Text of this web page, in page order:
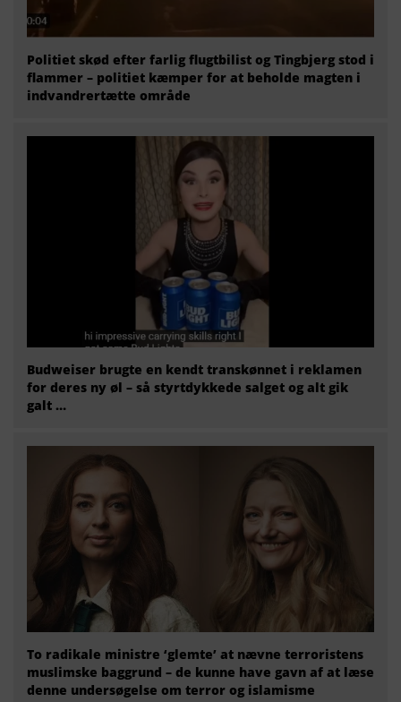
Politiet skød efter farlig flugtbilist og Tingbjerg stod i
flammer – politiet kæmper for at beholde magten i
indvandrertætte område
Budweiser brugte en kendt transkønnet i reklamen
for deres ny øl – så styrtdykkede salget og alt gik
galt …
To radikale ministre ‘glemte’ at nævne terroristens
muslimske baggrund – de kunne have gavn af at læse
denne undersøgelse om terror og islamisme